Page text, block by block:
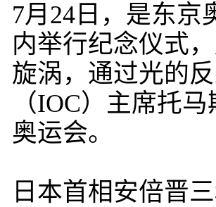
7月24日，是东京
内举行纪念仪式
旋涡，通过光的
（IOC）主席托
奥运会。
日本首相安倍晋